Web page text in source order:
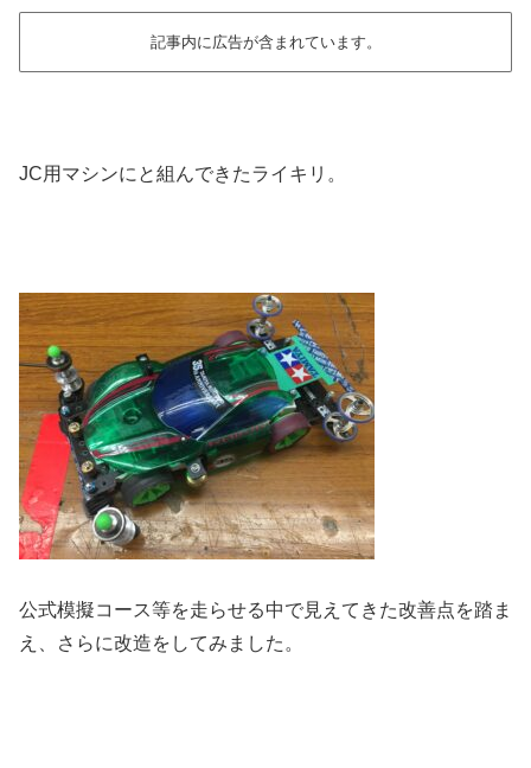
記事内に広告が含まれています。
JC用マシンにと組んできたライキリ。
公式模擬コース等を走らせる中で見えてきた改善点を踏ま
え、さらに改造をしてみました。